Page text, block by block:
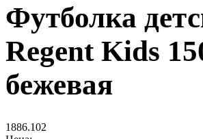
Футболка
Regent Kids
бежевая
1886.102